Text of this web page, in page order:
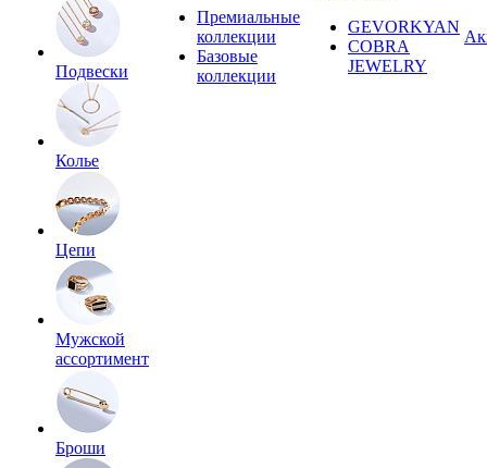
Подвески
Колье
Цепи
Мужской
ассортимент
Броши
Премиальные
коллекции
Базовые
коллекции
GEVORKYAN
COBRA
JEWELRY